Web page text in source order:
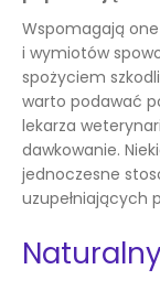
Wspomagają
i wymiotów
spożyciem
warto podawać
lekarza
dawkowanie.
jednoczesne
uzupełniających